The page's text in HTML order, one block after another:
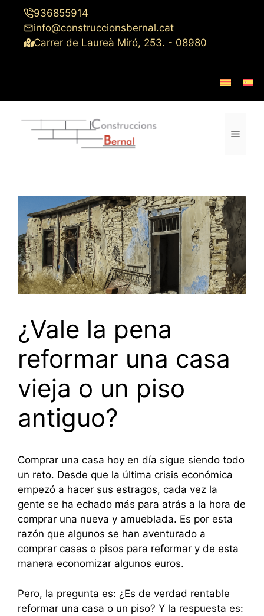
Saltar
contenido
936855914
info@construccionsbernal.cat
Carrer de Laureà Miró, 253. - 08980
Menú
¿Vale la pena
reformar una casa
vieja o un piso
antiguo?
Comprar una casa hoy en día sigue siendo todo
un reto. Desde que la última crisis económica
empezó a hacer sus estragos, cada vez la
gente se ha echado más para atrás a la hora de
comprar una nueva y amueblada. Es por esta
razón que algunos se han aventurado a
comprar casas o pisos para reformar y de esta
manera economizar algunos euros.
Pero, la pregunta es: ¿Es de verdad rentable
reformar una casa o un piso? Y la respuesta es: